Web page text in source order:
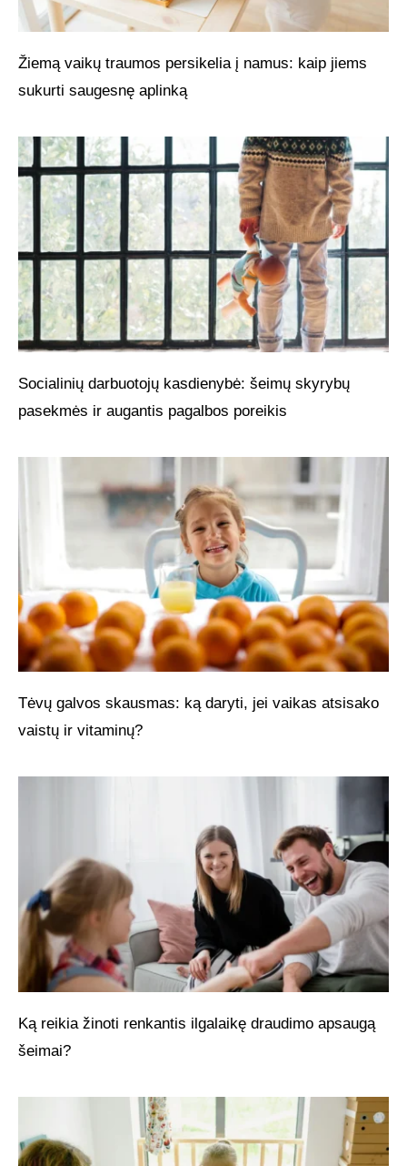
Žiemą vaikų traumos persikelia į namus: kaip jiems
sukurti saugesnę aplinką
Socialinių darbuotojų kasdienybė: šeimų skyrybų
pasekmės ir augantis pagalbos poreikis
Tėvų galvos skausmas: ką daryti, jei vaikas atsisako
vaistų ir vitaminų?
Ką reikia žinoti renkantis ilgalaikę draudimo apsaugą
šeimai?